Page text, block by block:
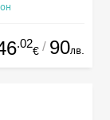
.02
€ / 90лв.